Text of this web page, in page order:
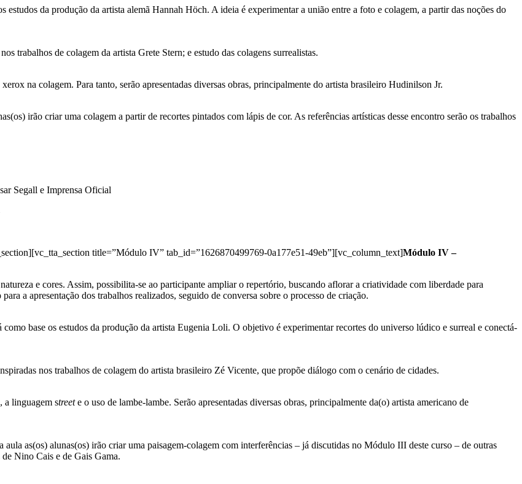
estudos da produção da artista alemã Hannah Höch. A ideia é experimentar a união entre a foto e colagem, a partir das noções do
trabalhos de colagem da artista Grete Stern; e estudo das colagens surrealistas.
na colagem. Para tanto, serão apresentadas diversas obras, principalmente do artista brasileiro Hudinilson Jr.
irão criar uma colagem a partir de recortes pintados com lápis de cor. As referências artísticas desse encontro serão os trabalhos
Segall e Imprensa Oficial
title=”Módulo IV” tab_id=”1626870499769-0a177e51-49eb”][vc_column_text]Módulo IV –
e cores. Assim, possibilita-se ao participante ampliar o repertório, buscando aflorar a criatividade com liberdade para
a apresentação dos trabalhos realizados, seguido de conversa sobre o processo de criação.
como base os estudos da produção da artista Eugenia Loli. O objetivo é experimentar recortes do universo lúdico e surreal e conectá-
nos trabalhos de colagem do artista brasileiro Zé Vicente, que propõe diálogo com o cenário de cidades.
a linguagem streete o uso de lambe-lambe. Serão apresentadas diversas obras, principalmente da(o) artista americano de
aula as(os) alunas(os) irão criar uma paisagem-colagem com interferências – já discutidas no Módulo III deste curso – de outras
Nino Cais e de Gais Gama.